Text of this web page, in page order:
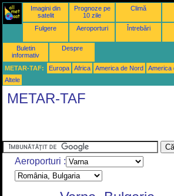
Imagini din
satelit
Prognoze pe
10 zile
Climă
Fulgere Aeroporturi Întrebări
Buletin
informativ
Despre
METAR-TAF: Europa Africa America de Nord America
Altele
METAR-TAF
Aeroporturi :